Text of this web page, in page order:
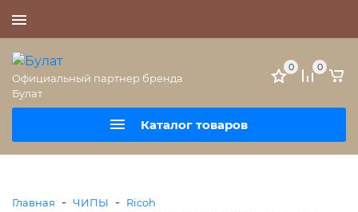
Официальный партнер бренда
Булат
Каталог товаров
0 0
Главная - ЧИПЫ - Ricoh